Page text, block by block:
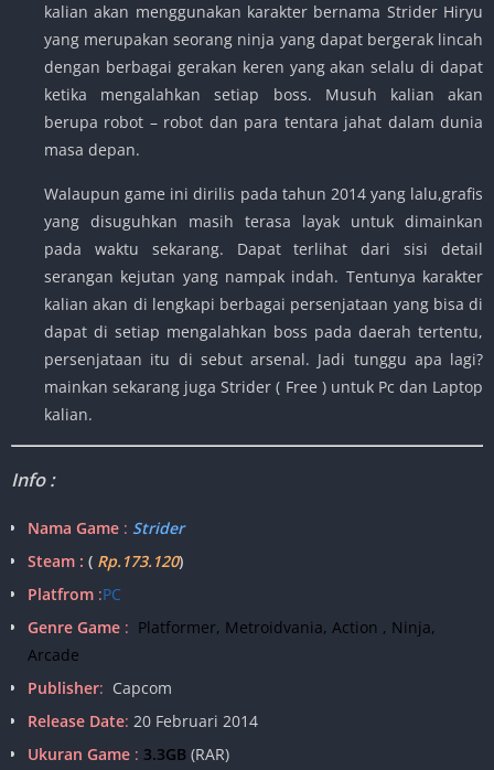
kalian akan menggunakan karakter bernama Strider Hiryu
yang merupakan seorang ninja yang dapat bergerak lincah
dengan berbagai gerakan keren yang akan selalu di dapat
ketika mengalahkan setiap boss. Musuh kalian akan
berupa robot – robot dan para tentara jahat dalam dunia
masa depan.
Walaupun game ini dirilis pada tahun 2014 yang lalu,grafis
yang disuguhkan masih terasa layak untuk dimainkan
pada waktu sekarang. Dapat terlihat dari sisi detail
serangan kejutan yang nampak indah. Tentunya karakter
kalian akan di lengkapi berbagai persenjataan yang bisa di
dapat di setiap mengalahkan boss pada daerah tertentu,
persenjataan itu di sebut arsenal. Jadi tunggu apa lagi?
mainkan sekarang juga Strider ( Free ) untuk Pc dan Laptop
kalian.
Info :
Nama Game : Strider
Steam : ( Rp.173.120)
Platfrom :PC
Genre Game : Platformer, Metroidvania, Action , Ninja,
Arcade
Publisher: Capcom
Release Date: 20 Februari 2014
Ukuran Game : 3.3GB (RAR)